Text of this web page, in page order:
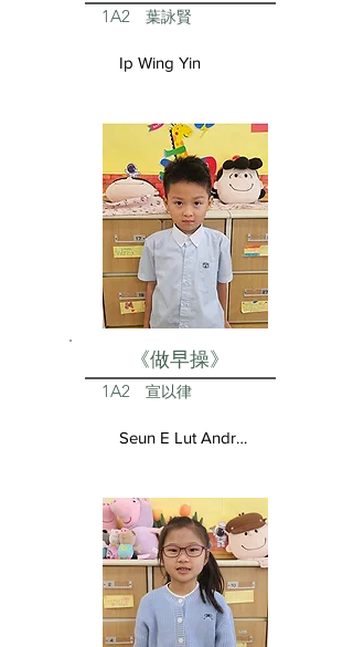
1A2 葉詠賢
Ip Wing Yin
《做早操》
1A2 宣以律
Seun E Lut Andrea